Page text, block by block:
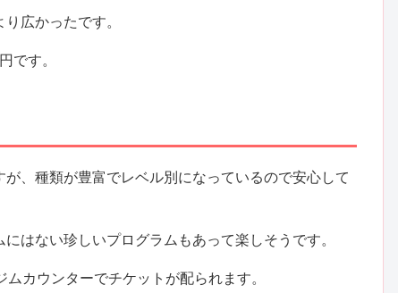
広かったです。
です。
、種類が豊富でレベル別になっているので安心して
はない珍しいプログラムもあって楽しそうです。
カウンターでチケットが配られます。